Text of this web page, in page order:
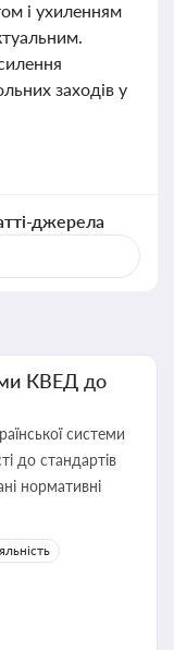
і ухиленням
заходів у
джерела
КВЕД до
системи
до стандартів
нормативні